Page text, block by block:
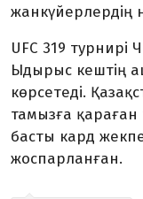
жанкүйерлердің
UFC 319 турнирі
Ыдырыс кештің
көрсетеді.
тамызға қараған
басты кард
жоспарланған.